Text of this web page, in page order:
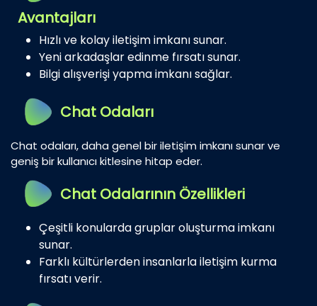
Avantajları
Hızlı ve kolay iletişim imkanı sunar.
Yeni arkadaşlar edinme fırsatı sunar.
Bilgi alışverişi yapma imkanı sağlar.
Chat Odaları
Chat odaları, daha genel bir iletişim imkanı sunar ve
geniş bir kullanıcı kitlesine hitap eder.
Chat Odalarının Özellikleri
Çeşitli konularda gruplar oluşturma imkanı
sunar.
Farklı kültürlerden insanlarla iletişim kurma
fırsatı verir.